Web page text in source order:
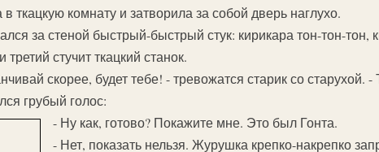
ткацкую комнату и затворила за собой дверь наглухо.
за стеной быстрый-быстрый стук: кирикара тон-тон-тон,
третий стучит ткацкий станок.
скорее, будет тебе! - тревожатся старик со старухой.
грубый голос:
- Ну как, готово? Покажите мне. Это был Гонта.
- Нет, показать нельзя. Журушка крепко-накрепко